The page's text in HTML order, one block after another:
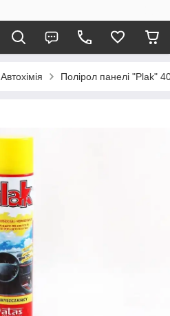
Автохімія Полірол панелі "Plak"